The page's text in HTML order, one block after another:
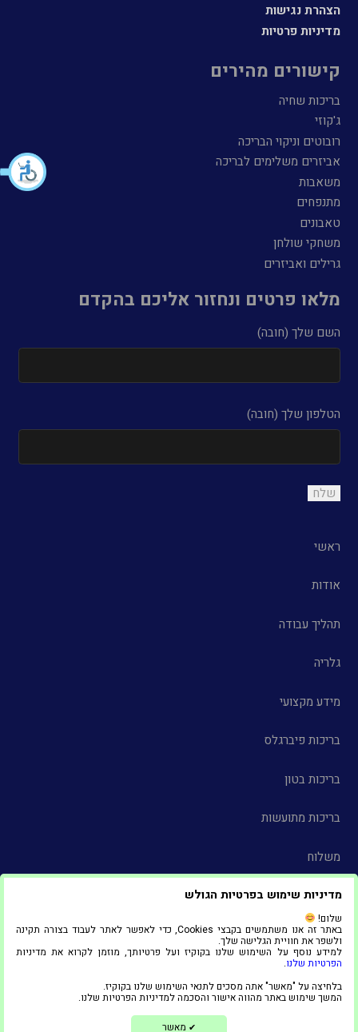
מדיניות שימוש בפרטיות הגולש
שלום!
באתר זה אנו משתמשים בקבצי Cookies, כדי לאפשר לאתר לעבוד בצורה תקינה
ולשפר את חוויית הגלישה שלך.
למידע נוסף על השימוש שלנו בקוקיז ועל פרטיותך, מוזמן לקרוא את מדיניות
הפרטיות שלנו.
בלחיצה על "מאשר" אתה מסכים לתנאי השימוש שלנו בקוקיז.
המשך שימוש באתר מהווה אישור והסכמה למדיניות הפרטיות שלנו.
✔ מאשר
הצהרת נגישות
מדיניות פרטיות
קישורים מהירים
בריכות שחיה
ג'קוזי
רובוטים וניקוי הבריכה
אביזרים משלימים לבריכה
משאבות
מתנפחים
טאבונים
משחקי שולחן
גרילים ואביזרים
מלאו פרטים ונחזור אליכם בהקדם
השם שלך (חובה)
הטלפון שלך (חובה)
ראשי
אודות
תהליך עבודה
גלריה
מידע מקצועי
בריכות פיברגלס
בריכות בטון
בריכות מתועשות
משלוח
צור קשר
הצהרת נגישות
בניית אתרים ושיווק דיגיטלי